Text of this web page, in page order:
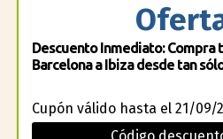
Descuento Inmediato: Compra
Barcelona a Ibiza desde tan
Cupón válido hasta el 21/09/